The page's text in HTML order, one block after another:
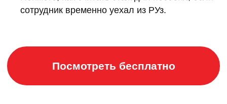
сотрудник временно уехал из РУз.